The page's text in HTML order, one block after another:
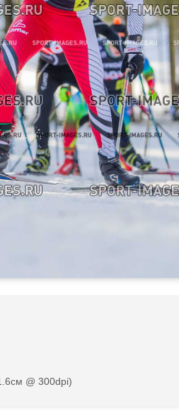
@ 300dpi)